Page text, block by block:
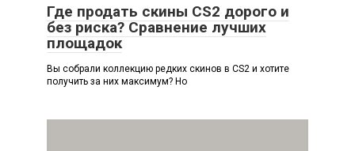
Где продать скины CS2 дорого и
без риска? Сравнение лучших
площадок
Вы собрали коллекцию редких скинов в CS2 и хотите
получить за них максимум? Но